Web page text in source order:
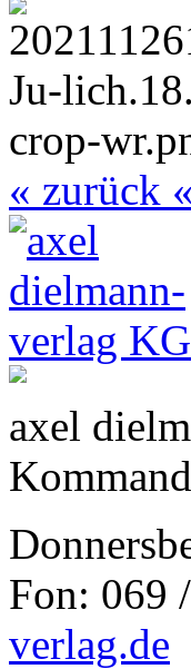
« zurück «
axel
Fon: 069
verlag.de